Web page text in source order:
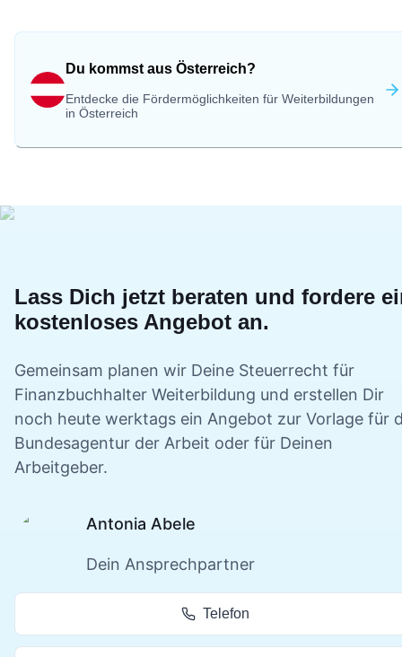
Du kommst aus Österreich?
Entdecke die Fördermöglichkeiten für Weiterbildungen
in Österreich
Lass Dich jetzt beraten und fordere
kostenloses Angebot an.
Gemeinsam planen wir Deine Steuerrecht für
Finanzbuchhalter Weiterbildung und erstellen Dir
noch heute werktags ein Angebot zur Vorlage für
Bundesagentur der Arbeit oder für Deinen
Arbeitgeber.
Antonia Abele
Dein Ansprechpartner
Telefon